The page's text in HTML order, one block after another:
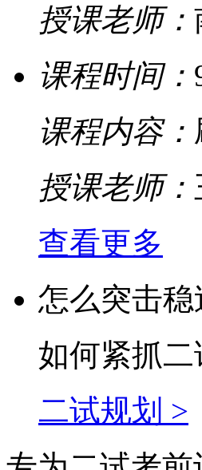
授课老师：
课程时间：
课程内容：
授课老师：
查看更多
怎么突击稳
如何紧抓
二试规划 >